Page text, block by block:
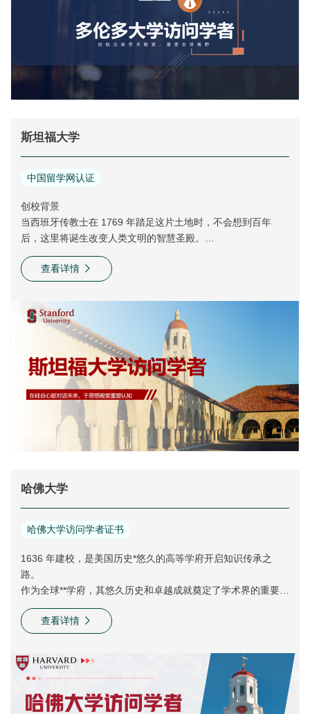
斯坦福大学
中国留学网认证
创校背景
当西班牙传教士在 1769 年踏足这片土地时，不会想到百年
后，这里将诞生改变人类文明的智慧圣殿。
校训
1885 年，铁路大享利兰·斯坦福为纪念爱子创立大学时，
因。
查看详情
哈佛大学
哈佛大学访问学者证书
1636 年建校，是美国历史*悠久的高等学府开启知识传承之
路。
作为全球**学府，其悠久历史和卓越成就奠定了学术界的重要地
位。
培养了 38 位诺奖得主，为科学、文学等领域输送了大量杰出人
才。
在多个学科领域推动学术进步，为人类知识宝库增添无数瑰
宝。
查看详情